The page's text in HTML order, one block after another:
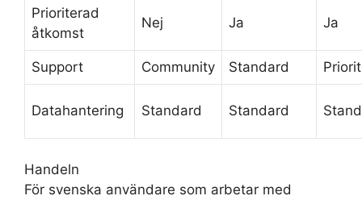
Prioriterad
åtkomst
Nej Ja Ja
Support Community Standard
Datahantering Standard Standard
Handeln
För svenska användare som arbetar med